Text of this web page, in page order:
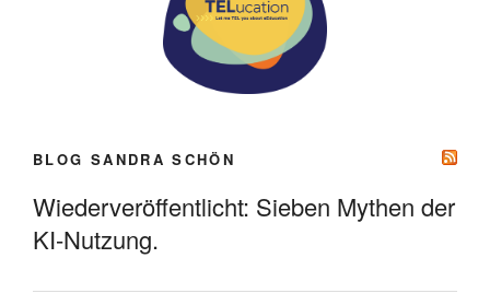
BLOG SANDRA SCHÖN
Wiederveröffentlicht: Sieben Mythen der
KI-Nutzung.